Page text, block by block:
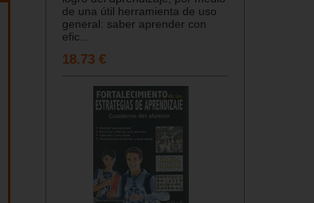
de una útil herramienta de uso
general: saber aprender con
efic...
18.73 €